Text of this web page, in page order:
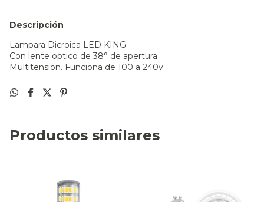
Descripción
Lampara Dicroica LED KING
Con lente optico de 38° de apertura
Multitension. Funciona de 100 a 240v
Productos similares